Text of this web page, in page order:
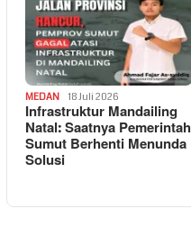
MEDAN 18 Juli 2026
Infrastruktur Mandailing
Natal: Saatnya Pemerintah
Sumut Berhenti Menunda
Solusi